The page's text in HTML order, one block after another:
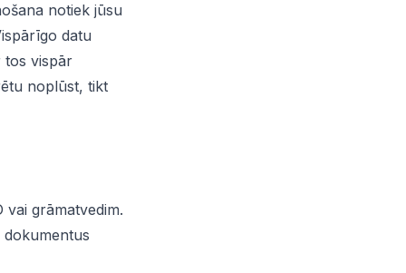
notiek jūsu
datu
tos vispār
noplūst, tikt
grāmatvedim.